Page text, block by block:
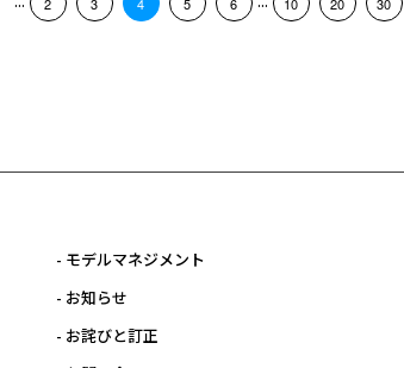
- モデルマネジメント
- お知らせ
- お詫びと訂正